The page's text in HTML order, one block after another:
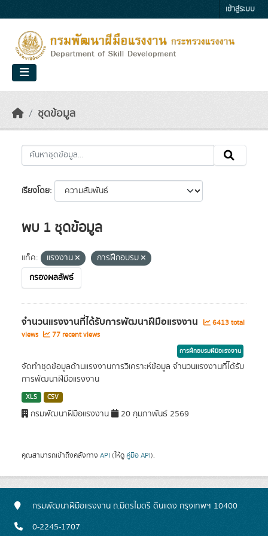
เข้าสู่ระบบ
ชุดข้อมูล
เรียงโดย
พบ 1 ชุดข้อมูล
แท็ค: แรงงาน
การฝึกอบรม
กรองผลลัพธ์
จำนวนแรงงานที่ได้รับการพัฒนาฝีมือแรงงาน
6413 total
views
77 recent views
การฝึกอบรมฝีมือแรงงาน
จัดทำชุดข้อมูลด้านแรงงานการวิเคราะห์ข้อมูล จำนวนแรงงานที่ได้รับ
การพัฒนาฝีมือแรงงาน
XLS CSV
กรมพัฒนาฝีมือแรงงาน 20 กุมภาพันธ์ 2569
คุณสามารถเข้าถึงคลังทาง API (ให้ดู คู่มือ API).
กรมพัฒนาฝีมือแรงงาน ถ.มิตรไมตรี ดินแดง กรุงเทพฯ 10400
0-2245-1707